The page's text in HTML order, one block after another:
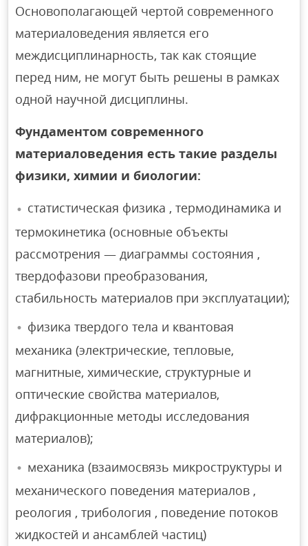
Основополагающей чертой современного
материаловедения является его
междисциплинарность, так как стоящие
перед ним, не могут быть решены в рамках
одной научной дисциплины.
Фундаментом современного
материаловедения есть такие разделы
физики, химии и биологии:
статистическая физика , термодинамика и
термокинетика (основные объекты
рассмотрения — диаграммы состояния ,
твердофазови преобразования,
стабильность материалов при эксплуатации);
физика твердого тела и квантовая
механика (электрические, тепловые,
магнитные, химические, структурные и
оптические свойства материалов,
дифракционные методы исследования
материалов);
механика (взаимосвязь микроструктуры и
механического поведения материалов ,
реология , трибология , поведение потоков
жидкостей и ансамблей частиц)